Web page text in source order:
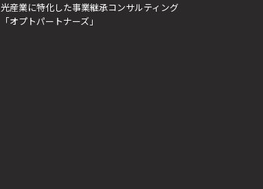
光産業に特化した事業継承コンサルティング
「オプトパートナーズ」